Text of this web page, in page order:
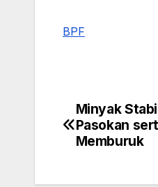
BPF
Post
Minyak
Pasokan
Memburuk